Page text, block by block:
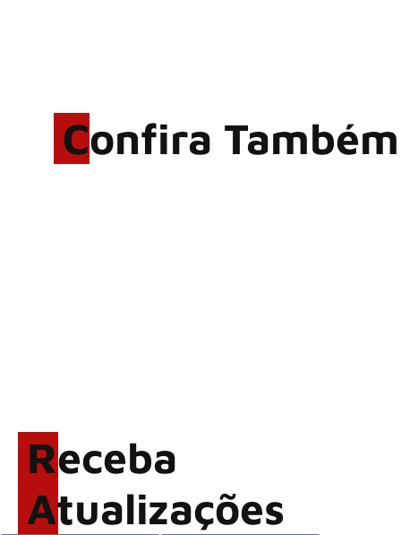
Confira Também
Receba
Atualizações